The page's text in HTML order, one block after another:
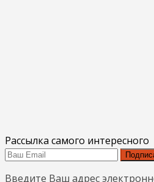
Рассылка самого интересного
Введите Ваш адрес